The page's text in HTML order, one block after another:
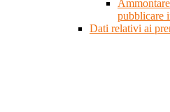
pubblicare
Dati relativi ai